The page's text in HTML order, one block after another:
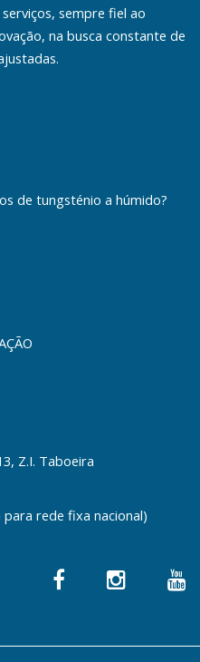
sempre fiel ao
na busca constante de
de tungsténio a húmido?
Z.I. Taboeira
para rede fixa nacional)